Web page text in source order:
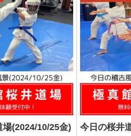
(2024/10/25金) 今日の桜井